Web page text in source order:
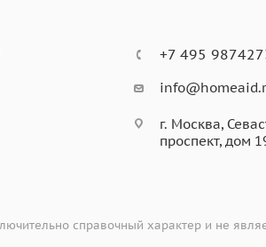
+7 495
г. Москва,
проспект, дом
справочный характер и не